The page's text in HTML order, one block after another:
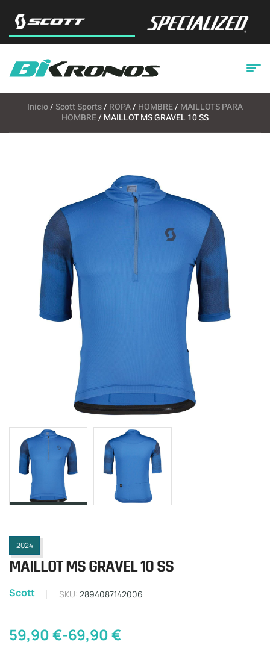
Inicio/Scott Sports/ ROPA/ HOMBRE/ MAILLOTS PARA
HOMBRE/ MAILLOT MS GRAVEL 10 SS
2024
MAILLOT MS GRAVEL 10 SS
Scott SKU: 2894087142006
59,90€-69,90€